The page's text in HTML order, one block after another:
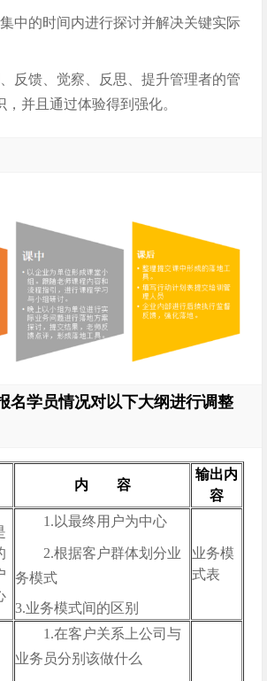
中的时间内进行探讨并解决关键实际
反馈、觉察、反思、提升管理者的管
并且通过体验得到强化。
名学员情况对以下大纲进行调整
内 容
输出内
容
1.以最终用户为中心
2.根据客户群体划分业
务模式
3.业务模式间的区别
业务模
式表
1.在客户关系上公司与
业务员分别该做什么